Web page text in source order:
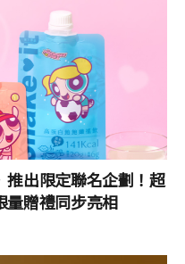
出限定聯名企劃！超
量贈禮同步亮相